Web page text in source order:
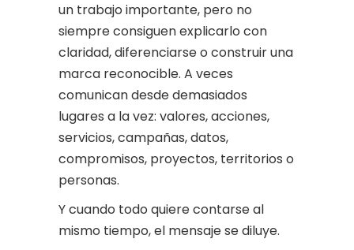
un trabajo importante, pero no
siempre consiguen explicarlo con
claridad, diferenciarse o construir una
marca reconocible. A veces
comunican desde demasiados
lugares a la vez: valores, acciones,
servicios, campañas, datos,
compromisos, proyectos, territorios o
personas.
Y cuando todo quiere contarse al
mismo tiempo, el mensaje se diluye.